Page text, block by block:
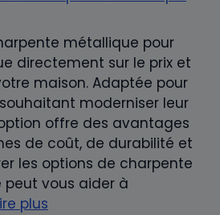
métallique pour
directement sur le prix et
maison. Adaptée pour
moderniser leur
offre des avantages
de coût, de durabilité et
les options de charpente
vous aider à
plus